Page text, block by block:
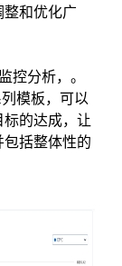
整和优化广
控分析，。
模板，可以
的达成，让
括整体性的